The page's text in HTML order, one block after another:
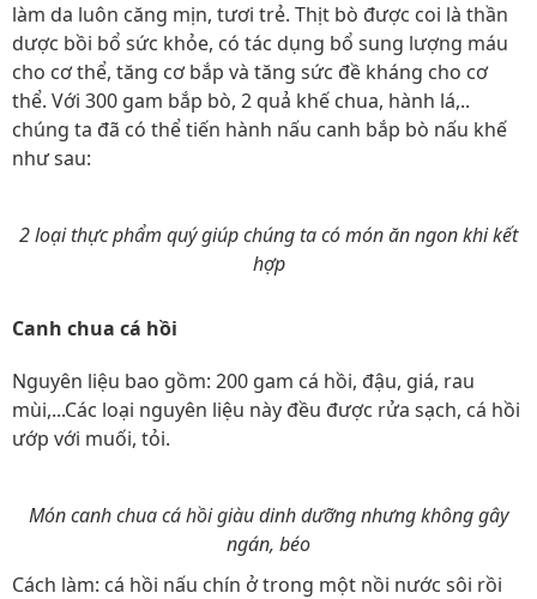
làm da luôn căng mịn, tươi trẻ. Thịt bò được coi là thần
dược bồi bổ sức khỏe, có tác dụng bổ sung lượng máu
cho cơ thể, tăng cơ bắp và tăng sức đề kháng cho cơ
thể. Với 300 gam bắp bò, 2 quả khế chua, hành lá,..
chúng ta đã có thể tiến hành nấu canh bắp bò nấu khế
như sau:
2 loại thực phẩm quý giúp chúng ta có món ăn ngon khi kết
hợp
Canh chua cá hồi
Nguyên liệu bao gồm: 200 gam cá hồi, đậu, giá, rau
mùi,...Các loại nguyên liệu này đều được rửa sạch, cá hồi
ướp với muối, tỏi.
Món canh chua cá hồi giàu dinh dưỡng nhưng không gây
ngán, béo
Cách làm: cá hồi nấu chín ở trong một nồi nước sôi rồi